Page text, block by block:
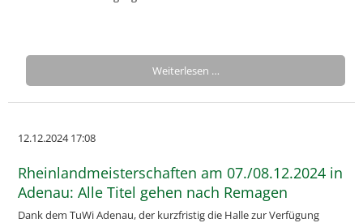
Weiterlesen …
12.12.2024 17:08
Rheinlandmeisterschaften am 07./08.12.2024 in
Adenau: Alle Titel gehen nach Remagen
Dank dem TuWi Adenau, der kurzfristig die Halle zur Verfügung